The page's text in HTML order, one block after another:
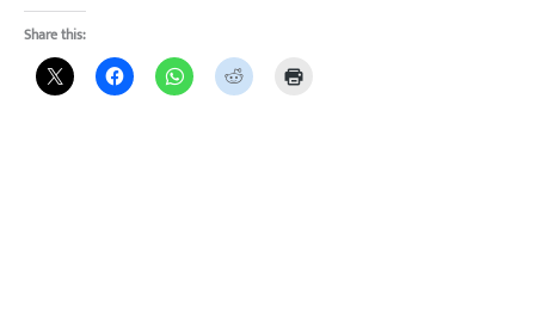
Share this: